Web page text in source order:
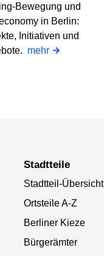
Bewegung und
in Berlin:
Initiativen und
mehr
Stadtteile
Stadtteil-Übersicht
Ortsteile A-Z
Berliner Kieze
Bürgerämter